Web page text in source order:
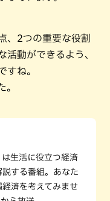
、2つの重要な役割
活動ができるよう、
すね。
。
生活に役立つ経済
する番組。あなた
済を考えてみませ